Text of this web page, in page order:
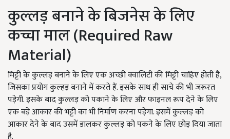
कुल्लड़ बनाने के बिजनेस के लिए
कच्चा माल (Required Raw
Material)
मिट्टी के कुल्लड़ बनाने के लिए एक अच्छी क्वालिटी की मिट्टी चाहिए होती है,
जिसका प्रयोग कुल्हड़ बनाने में करते हैं. इसके साथ ही साचे की भी जरूरत
पड़ेगी. इसके बाद कुल्लड़ को पकाने के लिए और फाइनल रूप देने के लिए
एक बड़े आकार की भट्टी का भी निर्माण करना पड़ेगा. इसमें कुल्लड़ को
आकार देने के बाद उसमें डालकर कुल्लड़ को पकने के लिए छोड़ दिया जाता